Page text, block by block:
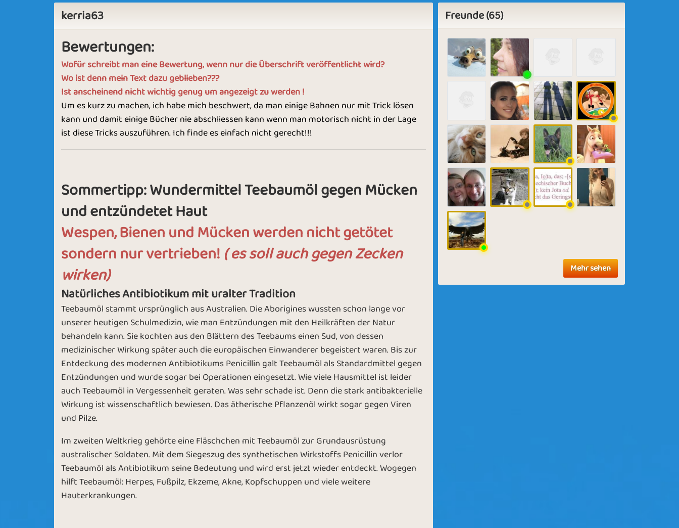
kerria63
Bewertungen:
Wofür schreibt man eine Bewertung, wenn nur die Überschrift veröffentlicht wird?
Wo ist denn mein Text dazu geblieben???
Ist anscheinend nicht wichtig genug um angezeigt zu werden !
Um es kurz zu machen, ich habe mich beschwert, da man einige Bahnen nur mit Trick lösen
kann und damit einige Bücher nie abschliessen kann wenn man motorisch nicht in der Lage
ist diese Tricks auszuführen. Ich finde es einfach nicht gerecht!!!
Sommertipp: Wundermittel Teebaumöl gegen Mücken
und entzündetet Haut
Wespen, Bienen und Mücken werden nicht getötet
sondern nur vertrieben! ( es soll auch gegen Zecken
wirken)
Natürliches Antibiotikum mit uralter Tradition
Teebaumöl stammt ursprünglich aus Australien. Die Aborigines wussten schon lange vor
unserer heutigen Schulmedizin, wie man Entzündungen mit den Heilkräften der Natur
behandeln kann. Sie kochten aus den Blättern des Teebaums einen Sud, von dessen
medizinischer Wirkung später auch die europäischen Einwanderer begeistert waren. Bis zur
Entdeckung des modernen Antibiotikums Penicillin galt Teebaumöl als Standardmittel gegen
Entzündungen und wurde sogar bei Operationen eingesetzt. Wie viele Hausmittel ist leider
auch Teebaumöl in Vergessenheit geraten. Was sehr schade ist. Denn die stark antibakterielle
Wirkung ist wissenschaftlich bewiesen. Das ätherische Pflanzenöl wirkt sogar gegen Viren
und Pilze.
Im zweiten Weltkrieg gehörte eine Fläschchen mit Teebaumöl zur Grundausrüstung
australischer Soldaten. Mit dem Siegeszug des synthetischen Wirkstoffs Penicillin verlor
Teebaumöl als Antibiotikum seine Bedeutung und wird erst jetzt wieder entdeckt. Wogegen
hilft Teebaumöl: Herpes, Fußpilz, Ekzeme, Akne, Kopfschuppen und viele weitere
Hauterkrankungen.
Freunde (65)
Mehr sehen